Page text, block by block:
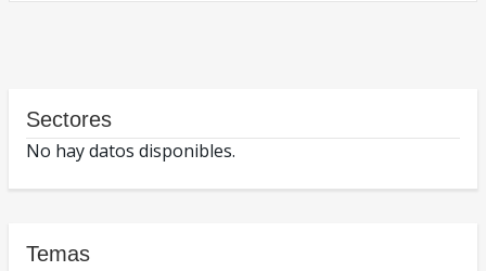
Sectores
No hay datos disponibles.
Temas